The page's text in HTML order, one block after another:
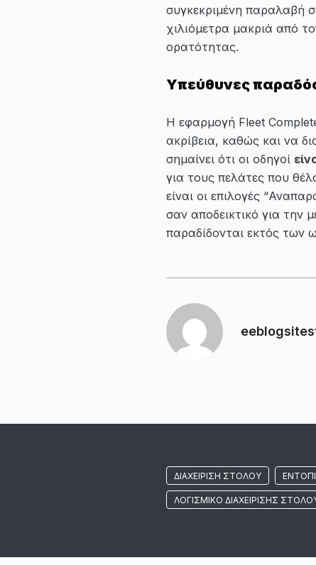
συγκεκριμένη παραλαβή
χιλιόμετρα μακριά από
ορατότητας.
Υπεύθυνες
Η εφαρμογή Fleet
ακρίβεια, καθώς και να
σημαίνει ότι οι οδηγοί
για τους πελάτες που
είναι οι επιλογές
σαν αποδεικτικό για την
παραδίδονται εκτός των
ΔΙΑΧΕΊΡΙΣΗ ΣΤΌΛΟΥ
ΛΟΓΙΣΜΙΚΌ ΔΙΑΧΕΊΡΙΣΗΣ